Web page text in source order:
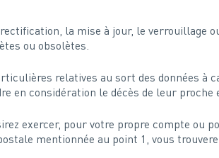
la mise à jour, le verrouillage
ou obsolètes.
relatives au sort des données à
en considération le décès de leur
exercer, pour votre propre compte ou
mentionnée au point 1, vous